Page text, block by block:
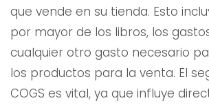
que vende en su tienda. Esto
por mayor de los libros, los
cualquier otro gasto necesario
los productos para la venta. El
COGS es vital, ya que influye